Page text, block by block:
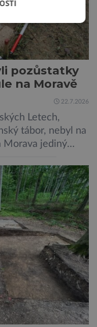
pozůstatky
na Moravě
22.7.2026
Letech,
tábor, nebyl na
Morava jediný
pozůstatky byly
Někteří z asi
v táboře
Jiné